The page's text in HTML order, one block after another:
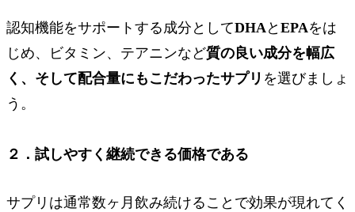
認知機能をサポートする成分としてDHA と EPAをは
じめ、ビタミン、テアニンなど質の良い成分を幅広
く、そして配合量にもこだわったサプリ を選びましょ
う。
２．試しやすく継続できる価格である
サプリは通常数ヶ月飲み続けることで効果が現れてく